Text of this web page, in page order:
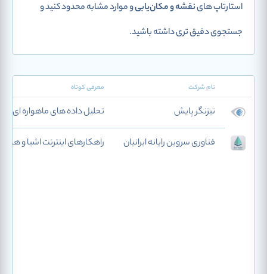
استارتاپ هاینقشه و مکان‌یابیو موارد مشابه محدود کنید و
جستجوی دقیق تری داشته باشید.
نام شرکت معرفی کوتاه
تیزنگر پایش تحلیل داده های ماهواره ای
فناوری سروین رایانه ایرانیان راهکارهای اینترنت اشیا و